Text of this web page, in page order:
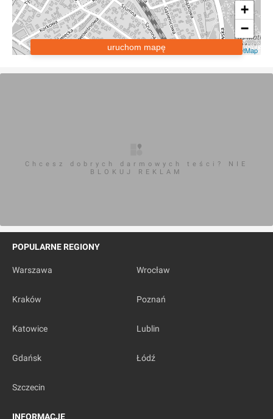
+
−
OpenStreetMap
uruchom mapę
Chcesz dobrych darmowych teści? NIE
BLOKUJ REKLAM
POPULARNE REGIONY
Warszawa Wrocław
Kraków Poznań
Katowice Lublin
Gdańsk Łódź
Szczecin
INFORMACJE